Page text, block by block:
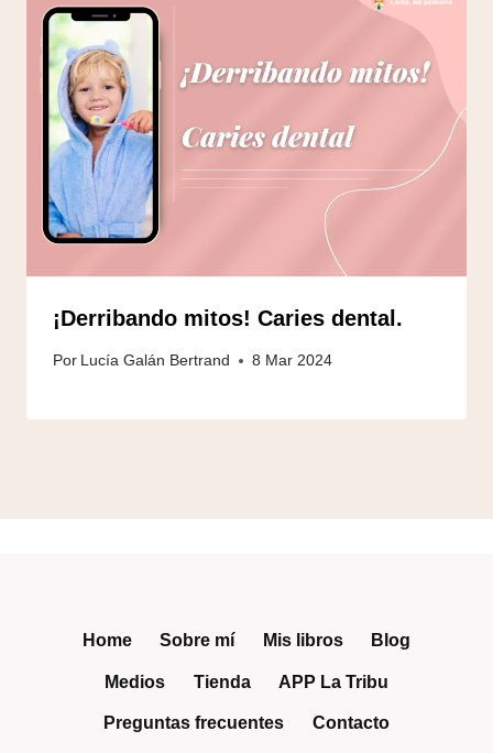
¡Derribando mitos! Caries dental.
Por Lucía Galán Bertrand 8 Mar 2024
Home Sobre mí Mis libros Blog
Medios Tienda APP La Tribu
Preguntas frecuentes Contacto